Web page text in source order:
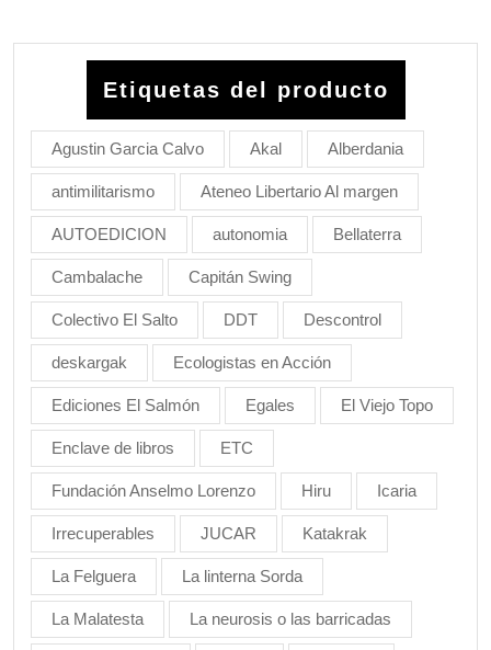
Etiquetas del producto
Agustin Garcia Calvo Akal Alberdania
antimilitarismo Ateneo Libertario Al margen
AUTOEDICION autonomia Bellaterra
Cambalache Capitán Swing
Colectivo El Salto DDT Descontrol
deskargak Ecologistas en Acción
Ediciones El Salmón Egales El Viejo Topo
Enclave de libros ETC
Fundación Anselmo Lorenzo Hiru Icaria
Irrecuperables JUCAR Katakrak
La Felguera La linterna Sorda
La Malatesta La neurosis o las barricadas